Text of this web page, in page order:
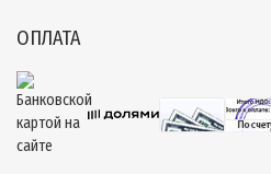
ОПЛАТА